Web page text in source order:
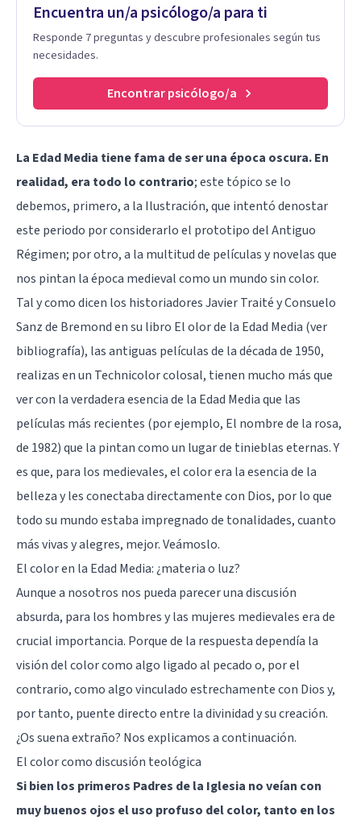
Encuentra un/a psicólogo/a para ti
Responde 7 preguntas y descubre profesionales según tus
necesidades.
Encontrar psicólogo/a
La Edad Media tiene fama de ser una época oscura. En
realidad, era todo lo contrario; este tópico se lo
debemos, primero, a la Ilustración, que intentó denostar
este periodo por considerarlo el prototipo del Antiguo
Régimen; por otro, a la multitud de películas y novelas que
nos pintan la época medieval como un mundo sin color.
Tal y como dicen los historiadores Javier Traité y Consuelo
Sanz de Bremond en su libro El olor de la Edad Media (ver
bibliografía), las antiguas películas de la década de 1950,
realizas en un Technicolor colosal, tienen mucho más que
ver con la verdadera esencia de la Edad Media que las
películas más recientes (por ejemplo, El nombre de la rosa,
de 1982) que la pintan como un lugar de tinieblas eternas. Y
es que, para los medievales, el color era la esencia de la
belleza y les conectaba directamente con Dios, por lo que
todo su mundo estaba impregnado de tonalidades, cuanto
más vivas y alegres, mejor. Veámoslo.
El color en la Edad Media: ¿materia o luz?
Aunque a nosotros nos pueda parecer una discusión
absurda, para los hombres y las mujeres medievales era de
crucial importancia. Porque de la respuesta dependía la
visión del color como algo ligado al pecado o, por el
contrario, como algo vinculado estrechamente con Dios y,
por tanto, puente directo entre la divinidad y su creación.
¿Os suena extraño? Nos explicamos a continuación.
El color como discusión teológica
Si bien los primeros Padres de la Iglesia no veían con
muy buenos ojos el uso profuso del color, tanto en los